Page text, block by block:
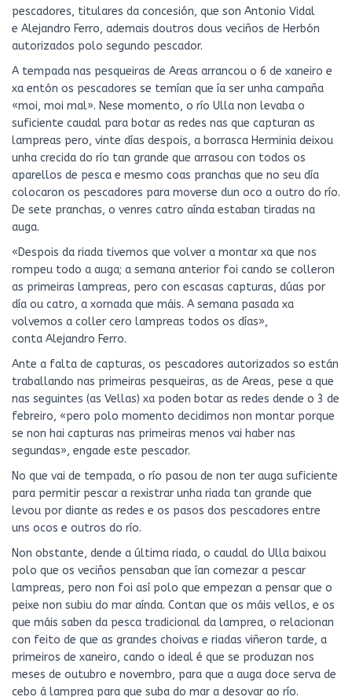
pescadores, titulares da concesión, que son Antonio Vidal
e Alejandro Ferro, ademais doutros dous veciños de Herbón
autorizados polo segundo pescador.
A tempada nas pesqueiras de Areas arrancou o 6 de xaneiro e
xa entón os pescadores se temían que ía ser unha campaña
«moi, moi mal». Nese momento, o río Ulla non levaba o
suficiente caudal para botar as redes nas que capturan as
lampreas pero, vinte días despois, a borrasca Herminia deixou
unha crecida do río tan grande que arrasou con todos os
aparellos de pesca e mesmo coas pranchas que no seu día
colocaron os pescadores para moverse dun oco a outro do río.
De sete pranchas, o venres catro aínda estaban tiradas na
auga.
«Despois da riada tivemos que volver a montar xa que nos
rompeu todo a auga; a semana anterior foi cando se colleron
as primeiras lampreas, pero con escasas capturas, dúas por
día ou catro, a xornada que máis. A semana pasada xa
volvemos a coller cero lampreas todos os días»,
conta Alejandro Ferro.
Ante a falta de capturas, os pescadores autorizados so están
traballando nas primeiras pesqueiras, as de Areas, pese a que
nas seguintes (as Vellas) xa poden botar as redes dende o 3 de
febreiro, «pero polo momento decidimos non montar porque
se non hai capturas nas primeiras menos vai haber nas
segundas», engade este pescador.
No que vai de tempada, o río pasou de non ter auga suficiente
para permitir pescar a rexistrar unha riada tan grande que
levou por diante as redes e os pasos dos pescadores entre
uns ocos e outros do río.
Non obstante, dende a última riada, o caudal do Ulla baixou
polo que os veciños pensaban que ían comezar a pescar
lampreas, pero non foi así polo que empezan a pensar que o
peixe non subiu do mar aínda. Contan que os máis vellos, e os
que máis saben da pesca tradicional da lamprea, o relacionan
con feito de que as grandes choivas e riadas viñeron tarde, a
primeiros de xaneiro, cando o ideal é que se produzan nos
meses de outubro e novembro, para que a auga doce serva de
cebo á lamprea para que suba do mar a desovar ao río.